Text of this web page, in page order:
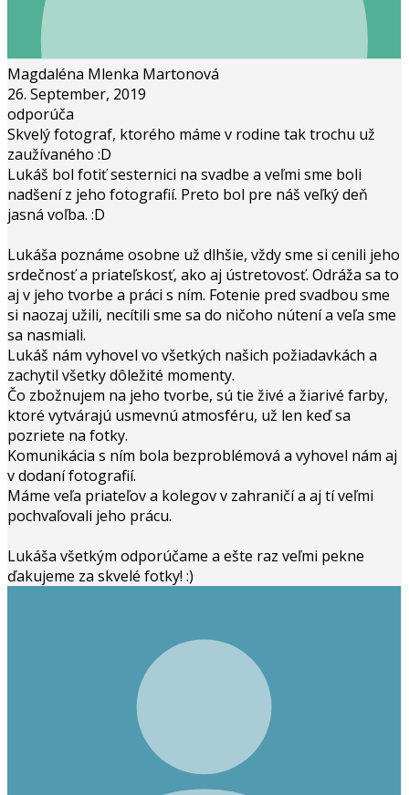
Magdaléna Mlenka Martonová
26. September, 2019
odporúča
Skvelý fotograf, ktorého máme v rodine tak trochu už
zaužívaného :D
Lukáš bol fotiť sesternici na svadbe a veľmi sme boli
nadšení z jeho fotografií. Preto bol pre náš veľký deň
jasná voľba. :D
Lukáša poznáme osobne už dlhšie, vždy sme si cenili jeho
srdečnosť a priateľskosť, ako aj ústretovosť. Odráža sa to
aj v jeho tvorbe a práci s ním. Fotenie pred svadbou sme
si naozaj užili, necítili sme sa do ničoho nútení a veľa sme
sa nasmiali.
Lukáš nám vyhovel vo všetkých našich požiadavkách a
zachytil všetky dôležité momenty.
Čo zbožnujem na jeho tvorbe, sú tie živé a žiarivé farby,
ktoré vytvárajú usmevnú atmosféru, už len keď sa
pozriete na fotky.
Komunikácia s ním bola bezproblémová a vyhovel nám aj
v dodaní fotografií.
Máme veľa priateľov a kolegov v zahraničí a aj tí veľmi
pochvaľovali jeho prácu.
Lukáša všetkým odporúčame a ešte raz veľmi pekne
ďakujeme za skvelé fotky! :)